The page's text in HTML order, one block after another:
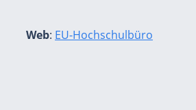
Web: EU-Hochschulbüro